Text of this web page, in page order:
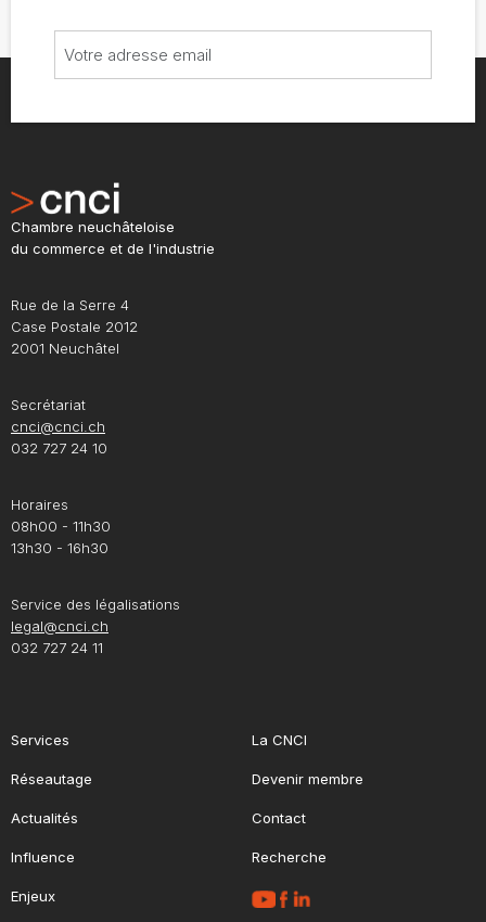
Chambre neuchâteloise
du commerce et de l'industrie
Rue de la Serre 4
Case Postale 2012
2001 Neuchâtel
Secrétariat
cnci@cnci.ch
032 727 24 10
Horaires
08h00 - 11h30
13h30 - 16h30
Service des légalisations
legal@cnci.ch
032 727 24 11
Services
Réseautage
Actualités
Influence
Enjeux
La CNCI
Devenir membre
Contact
Recherche